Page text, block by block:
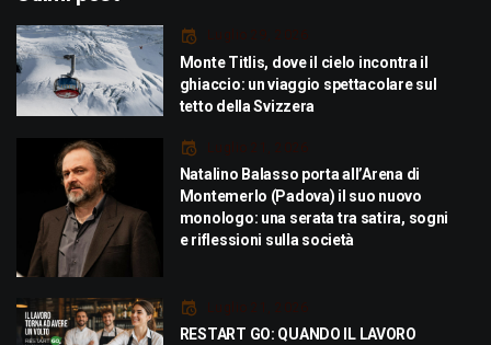
Luglio 29, 2026
Monte Titlis, dove il cielo incontra il
ghiaccio: un viaggio spettacolare sul
tetto della Svizzera
Luglio 21, 2026
Natalino Balasso porta all’Arena di
Montemerlo (Padova) il suo nuovo
monologo: una serata tra satira, sogni
e riflessioni sulla società
Luglio 21, 2026
RESTART GO: QUANDO IL LAVORO